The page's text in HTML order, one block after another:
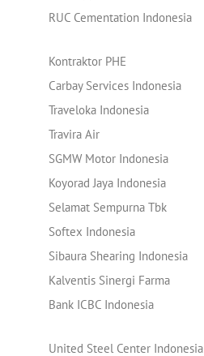
RUC Cementation Indonesia
Kontraktor PHE
Carbay Services Indonesia
Traveloka Indonesia
Travira Air
SGMW Motor Indonesia
Koyorad Jaya Indonesia
Selamat Sempurna Tbk
Softex Indonesia
Sibaura Shearing Indonesia
Kalventis Sinergi Farma
Bank ICBC Indonesia
United Steel Center Indonesia